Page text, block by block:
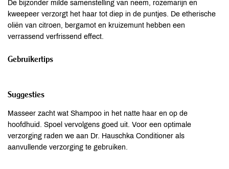
De bijzonder milde samenstelling van neem, rozemarijn en
kweepeer verzorgt het haar tot diep in de puntjes. De etherische
oliën van citroen, bergamot en kruizemunt hebben een
verrassend verfrissend effect.
Gebruikertips
Suggesties
Masseer zacht wat Shampoo in het natte haar en op de
hoofdhuid. Spoel vervolgens goed uit. Voor een optimale
verzorging raden we aan Dr. Hauschka Conditioner als
aanvullende verzorging te gebruiken.